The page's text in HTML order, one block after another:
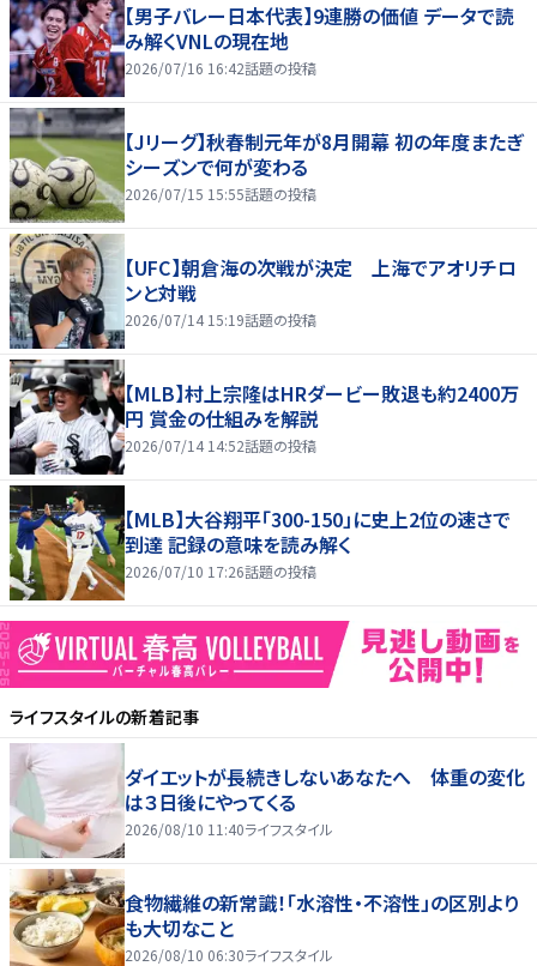
【男子バレー日本代表】9連勝の価値 データで読
み解くVNLの現在地
2026/07/16 16:42話題の投稿
【Jリーグ】秋春制元年が8月開幕 初の年度またぎ
シーズンで何が変わる
2026/07/15 15:55話題の投稿
【UFC】朝倉海の次戦が決定 上海でアオリチロ
ンと対戦
2026/07/14 15:19話題の投稿
【MLB】村上宗隆はHRダービー敗退も約2400万
円 賞金の仕組みを解説
2026/07/14 14:52話題の投稿
【MLB】大谷翔平「300-150」に史上2位の速さで
到達 記録の意味を読み解く
2026/07/10 17:26話題の投稿
ライフスタイルの新着記事
ダイエットが長続きしないあなたへ 体重の変化
は３日後にやってくる
2026/08/10 11:40ライフスタイル
食物繊維の新常識！「水溶性・不溶性」の区別より
も大切なこと
2026/08/10 06:30ライフスタイル